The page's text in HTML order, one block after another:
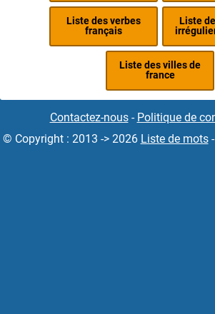
Liste des verbes
français
Liste
Liste des villes de
france
Contactez-nous- Politique de
© Copyright : 2013 -> 2026 Liste de mots-